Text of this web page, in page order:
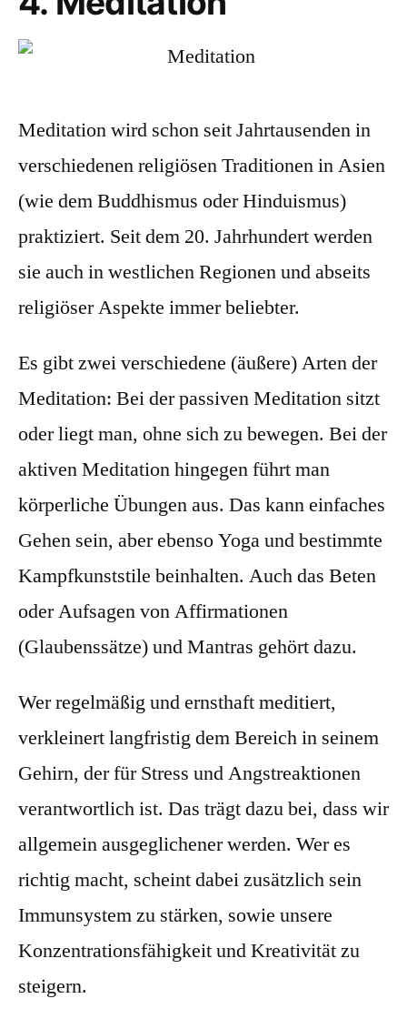
Meditation wird schon seit Jahrtausenden in
verschiedenenreligiösen Traditionen in Asien
(wie dem Buddhismus oder Hinduismus)
praktiziert. Seit dem 20. Jahrhundert werden
sie auch in westlichen Regionen und abseits
religiöser Aspekte immer beliebter.
Es gibt zwei verschiedene (äußere) Arten der
Meditation: Bei der passiven Meditation sitzt
oder liegtman, ohne sichzu bewegen. Bei der
aktiven Meditation hingegen führt man
körperliche Übungen aus. Das kann einfaches
Gehen sein, aber ebenso Yoga und bestimmte
Kampfkunststile beinhalten. Auch das Beten
oder Aufsagen vonAffirmationen
(Glaubenssätze) und Mantras gehört dazu.
Wer regelmäßig und ernsthaft meditiert,
verkleinert langfristig dem Bereich in seinem
Gehirn, der für Stress und Angstreaktionen
verantwortlich ist. Das trägt dazu bei, dass wir
allgemein ausgeglichener werden. Wer es
richtig macht, scheint dabei zusätzlich sein
Immunsystem zu stärken, sowie unsere
Konzentrationsfähigkeit und Kreativität zu
steigern.